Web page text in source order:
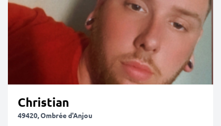
Christian
49420, Ombrée d'Anjou